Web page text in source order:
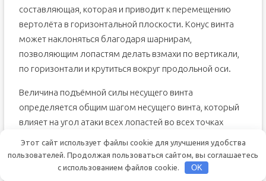
составляющая, которая и приводит к перемещению
вертолёта в горизонтальной плоскости. Конус винта
может наклоняться благодаря шарнирам,
позволяющим лопастям делать взмахи по вертикали,
по горизонтали и крутиться вокруг продольной оси.
Величина подъёмной силы несущего винта
определяется общим шагом несущего винта, который
влияет на угол атаки всех лопастей во всех точках
диска винта. Он не зависит от положения лопастей
относительно корпуса вертолёта. Итоговый угол атаки
каждой лопасти в каждом направлении является
Этот сайт использует файлы cookie для улучшения удобства
пользователей. Продолжая пользоваться сайтом, вы соглашаетесь
с использованием файлов cookie.
OK